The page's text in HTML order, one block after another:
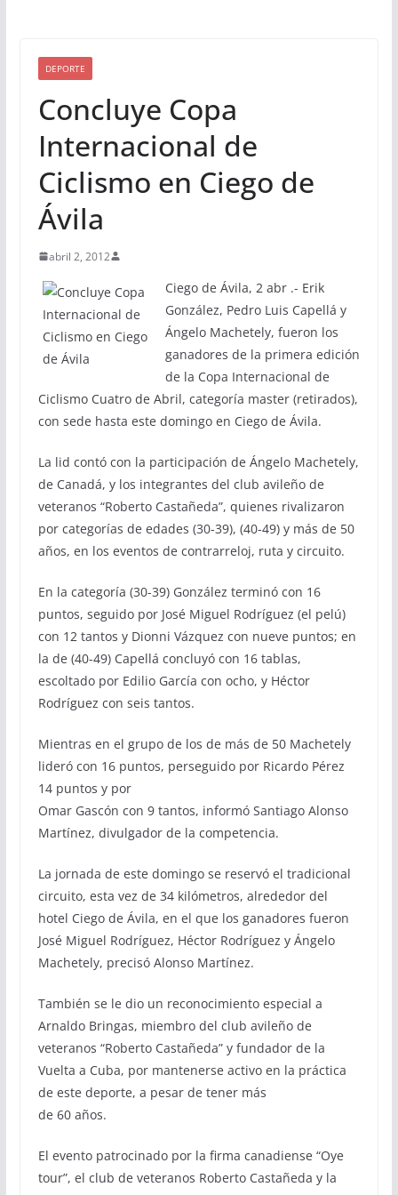
DEPORTE
Concluye Copa
Internacional de
Ciclismo en Ciego de
Ávila
abril 2, 2012
Ciego de Ávila, 2 abr .- Erik
González, Pedro Luis Capellá y
Ángelo Machetely, fueron los
ganadores de la primera edición
de la Copa Internacional de
Ciclismo Cuatro de Abril, categoría master (retirados),
con sede hasta este domingo en Ciego de Ávila.
La lid contó con la participación de Ángelo Machetely,
de Canadá, y los integrantes del club avileño de
veteranos “Roberto Castañeda”, quienes rivalizaron
por categorías de edades (30-39), (40-49) y más de 50
años, en los eventos de contrarreloj, ruta y circuito.
En la categoría (30-39) González terminó con 16
puntos, seguido por José Miguel Rodríguez (el pelú)
con 12 tantos y Dionni Vázquez con nueve puntos; en
la de (40-49) Capellá concluyó con 16 tablas,
escoltado por Edilio García con ocho, y Héctor
Rodríguez con seis tantos.
Mientras en el grupo de los de más de 50 Machetely
lideró con 16 puntos, perseguido por Ricardo Pérez
14 puntos y por
Omar Gascón con 9 tantos, informó Santiago Alonso
Martínez, divulgador de la competencia.
La jornada de este domingo se reservó el tradicional
circuito, esta vez de 34 kilómetros, alrededor del
hotel Ciego de Ávila, en el que los ganadores fueron
José Miguel Rodríguez, Héctor Rodríguez y Ángelo
Machetely, precisó Alonso Martínez.
También se le dio un reconocimiento especial a
Arnaldo Bringas, miembro del club avileño de
veteranos “Roberto Castañeda” y fundador de la
Vuelta a Cuba, por mantenerse activo en la práctica
de este deporte, a pesar de tener más
de 60 años.
El evento patrocinado por la firma canadiense “Oye
tour”, el club de veteranos Roberto Castañeda y la